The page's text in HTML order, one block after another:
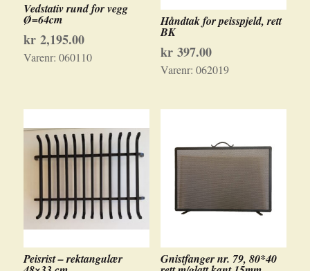
Vedstativ rund for vegg
Ø=64cm
kr2,195.00
Varenr: 060110
Håndtak for peisspjeld, rett
BK
kr397.00
Varenr: 062019
Peisrist – rektangulær Gnistfanger nr. 79, 80*40